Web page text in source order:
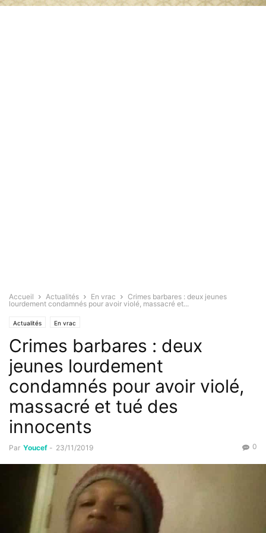
Accueil Actualités En vrac
Crimes barbares : deux jeunes
lourdement condamnés pour avoir violé, massacré et...
Actualités En vrac
Crimes barbares : deux
jeunes lourdement
condamnés pour avoir violé,
massacré et tué des
innocents
Par Youcef - 23/11/2019 0